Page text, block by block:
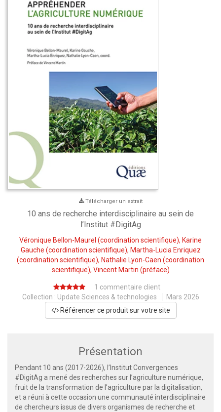
Télécharger un extrait
10 ans de recherche interdisciplinaire au sein de
l’Institut #DigitAg
Véronique Bellon-Maurel (coordination scientifique), Karine
Gauche (coordination scientifique), Martha-Lucia Enriquez
(coordination scientifique), Nathalie Lyon-Caen (coordination
scientifique), Vincent Martin (préface)
1 commentaire client
Collection : Update Sciences & technologies
Mars 2026
Référencer ce produit sur votre site
Présentation
Pendant 10 ans (2017-2026), l’Institut Convergences
#DigitAg a mené des recherches sur l’agriculture numérique,
fruit de la transformation de l’agriculture par la digitalisation,
et a réuni à cette occasion une communauté interdisciplinaire
de chercheurs issus de divers organismes de recherche et